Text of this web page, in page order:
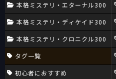
本格ミステリ・エターナル300
本格ミステリ・ディケイド300
本格ミステリ・クロニクル300
タグ一覧
初心者におすすめ